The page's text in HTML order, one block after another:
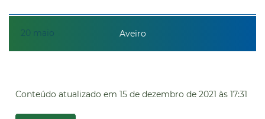
20 maio Aveiro
Conteúdo atualizado em 15 de dezembro de 2021 às 17:31